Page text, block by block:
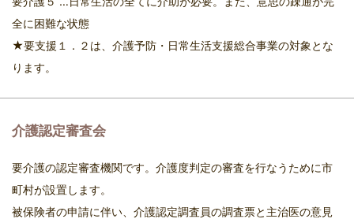
全に困難な状態
★要支援１．２は、介護予防・日常生活支援総合事業の対象とな
ります。
介護認定審査会
要介護の認定審査機関です。介護度判定の審査を行なうために市
町村が設置します。
被保険者の申請に伴い、介護認定調査員の調査票と主治医の意見